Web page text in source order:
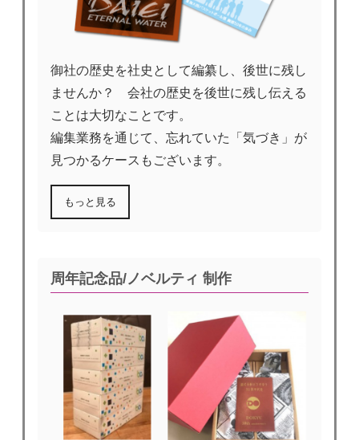
御社の歴史を社史として編纂し、後世に残し
ませんか？ 会社の歴史を後世に残し伝える
ことは大切なことです。
編集業務を通じて、忘れていた「気づき」が
見つかるケースもございます。
もっと見る
周年記念品/ノベルティ 制作